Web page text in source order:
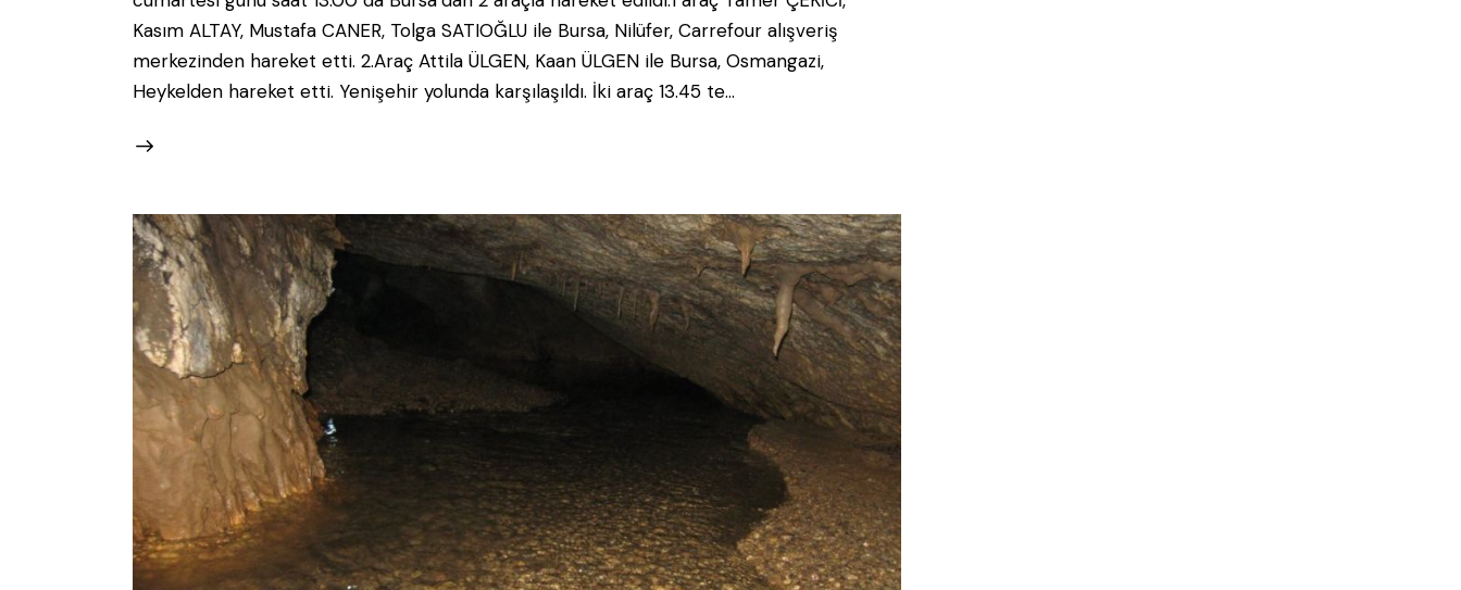
Kasım ALTAY, Mustafa CANER, Tolga SATIOĞLU ile Bursa, Nilüfer, Carrefour alışveriş
merkezinden hareket etti. 2.Araç Attila ÜLGEN, Kaan ÜLGEN ile Bursa, Osmangazi,
Heykelden hareket etti. Yenişehir yolunda karşılaşıldı. İki araç 13.45 te…